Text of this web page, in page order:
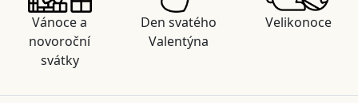
Vánoce a
novoroční
svátky
Den svatého
Valentýna
Velikonoce